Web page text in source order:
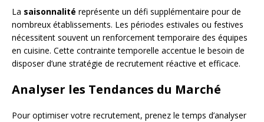
La saisonnalité représente un défi supplémentaire pour de
nombreux établissements. Les périodes estivales ou festives
nécessitent souvent un renforcement temporaire des équipes
en cuisine. Cette contrainte temporelle accentue le besoin de
disposer d’une stratégie de recrutement réactive et efficace.
Analyser les Tendances du Marché
Pour optimiser votre recrutement, prenez le temps d’analyser